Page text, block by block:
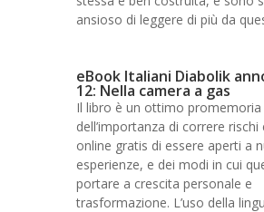
ansioso di leggere di più da
eBook Italiani Diabolik
12: Nella camera a gas
Il libro è un ottimo promemoria
dell’importanza di correre
online gratis di essere aperti a
esperienze, e dei modi in cui
portare a crescita personale e
trasformazione. L’uso della